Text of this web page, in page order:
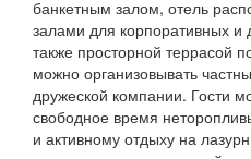
банкетным залом, отель
залами для корпоративных
также просторной террасой
можно организовывать
дружеской компании. Гости
свободное время
и активному отдыху на